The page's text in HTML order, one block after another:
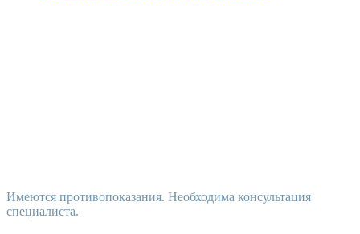
Имеются противопоказания. Необходима консультация
специалиста.